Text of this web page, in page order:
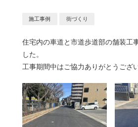
施工事例 街づくり
住宅内の車道と市道歩道部の舗装工
した。
工事期間中はご協力ありがとうござ